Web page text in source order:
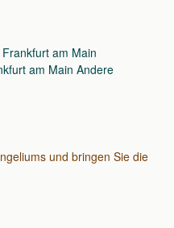
am Main
am Main Andere
und bringen Sie die